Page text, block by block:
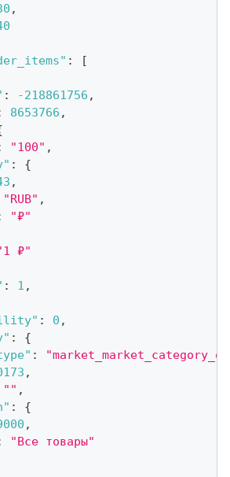
,
:
[
: -218861756 ,
8653766 ,
"100" ,
:
{
,
"RUB" ,
"₽"
₽"
: 1 ,
: 0 ,
:
{
:
,
"" ,
:
{
,
"Все товары"